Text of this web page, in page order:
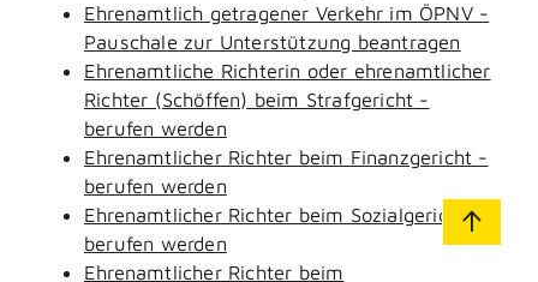
Ehrenamtlich getragener Verkehr im ÖPNV -
Pauschale zur Unterstützung beantragen
Ehrenamtliche Richterin oder ehrenamtlicher
Richter (Schöffen) beim Strafgericht -
berufen werden
Ehrenamtlicher Richter beim Finanzgericht -
berufen werden
Ehrenamtlicher Richter beim Sozialgericht -
berufen werden
Ehrenamtlicher Richter beim